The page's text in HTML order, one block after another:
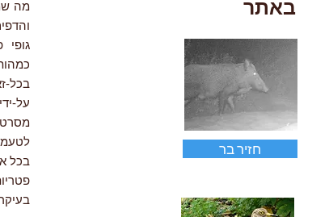
מה
בכל-
על-
בכל
חזיר בר
באתר